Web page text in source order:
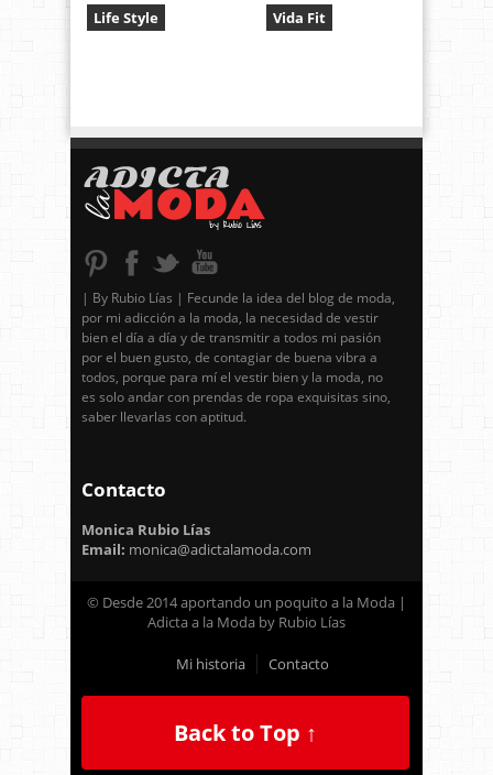
Life Style Vida Fit
| By Rubio Lías | Fecunde la idea del blog de moda,
por mi adicción a la moda, la necesidad de vestir
bien el día a día y de transmitir a todos mi pasión
por el buen gusto, de contagiar de buena vibra a
todos, porque para mí el vestir bien y la moda, no
es solo andar con prendas de ropa exquisitas sino,
saber llevarlas con aptitud.
Contacto
Monica Rubio Lías
Email: monica@adictalamoda.com
© Desde 2014 aportando un poquito a la Moda |
Adicta a la Moda by Rubio Lías
Mi historia Contacto
Back to Top ↑